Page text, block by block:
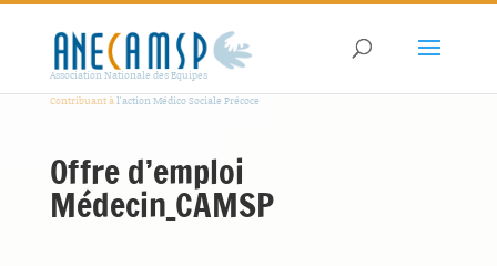
Association Nationale des Equipes
Contribuant àl'action Médico Sociale Précoce
Offre d’emploi
Médecin_CAMSP